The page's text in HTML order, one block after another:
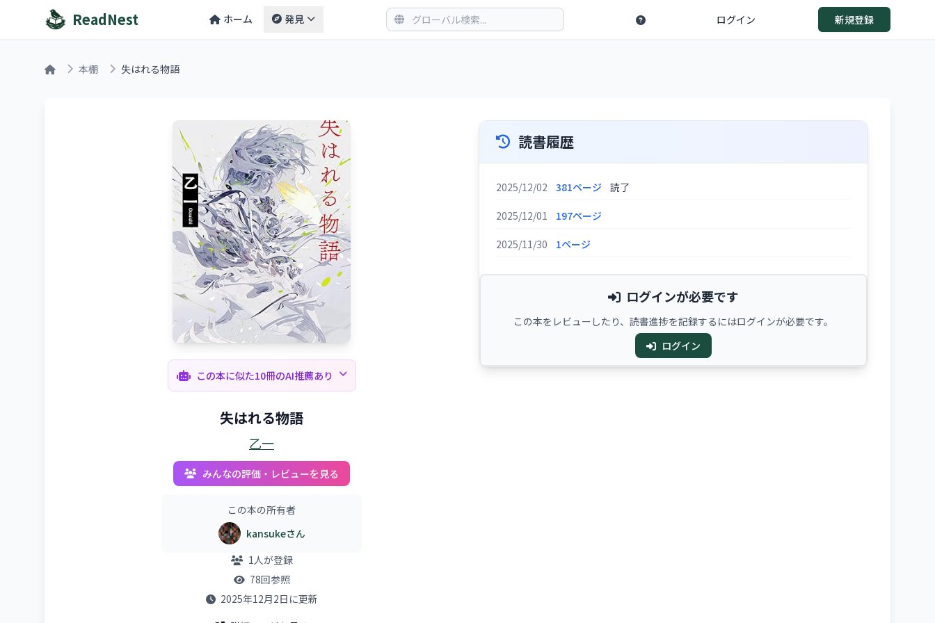
ReadNest ホーム 発見 ログイン 新規登録
本棚 失はれる物語
この本に似た10冊のAI推薦あり
失はれる物語
乙一
みんなの評価・レビューを見る
この本の所有者
kansukeさん
1人が登録
78回参照
2025年12月2日に更新
読書履歴
2025/12/02 381ページ 読了
2025/12/01 197ページ
2025/11/30 1ページ
ログインが必要です
この本をレビューしたり、読書進捗を記録するにはログインが必要です。
ログイン